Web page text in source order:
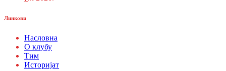
Линкови
Насловна
О клубу
Тим
Историјат